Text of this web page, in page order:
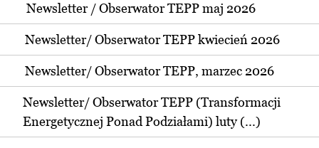
Newsletter / Obserwator TEPP maj 2026
Newsletter/ Obserwator TEPP kwiecień 2026
Newsletter/ Obserwator TEPP, marzec 2026
Newsletter/ Obserwator TEPP (Transformacji
Energetycznej Ponad Podziałami) luty (...)